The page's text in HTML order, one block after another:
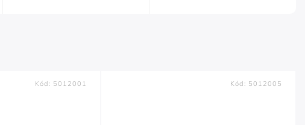
Kód: 5012001 Kód: 5012005